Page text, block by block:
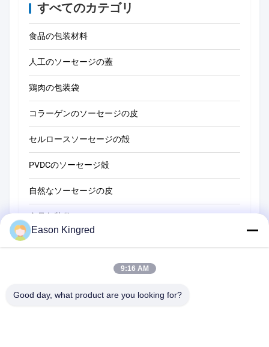
すべてのカテゴリ
食品の包装材料
人工のソーセージの蓋
鶏肉の包装袋
コラーゲンのソーセージの皮
セルロースソーセージの殻
PVDCのソーセージ殻
自然なソーセージの皮
食品包装袋
Eason Kingred
9:16 AM
Good day, what product are you looking for?